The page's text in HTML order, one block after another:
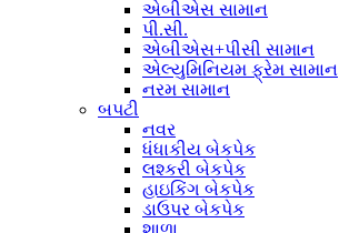
એબીએસ સામાન
પી.સી.
એબીએસ+પીસી સામાન
એલ્યુમિનિયમ ફ્રેમ સામાન
નરમ સામાન
બપટી
નવર
ધંધાકીય બેકપેક
લશ્કરી બેકપેક
હાઇકિંગ બેકપેક
ડાઉપર બેકપેક
શાળા